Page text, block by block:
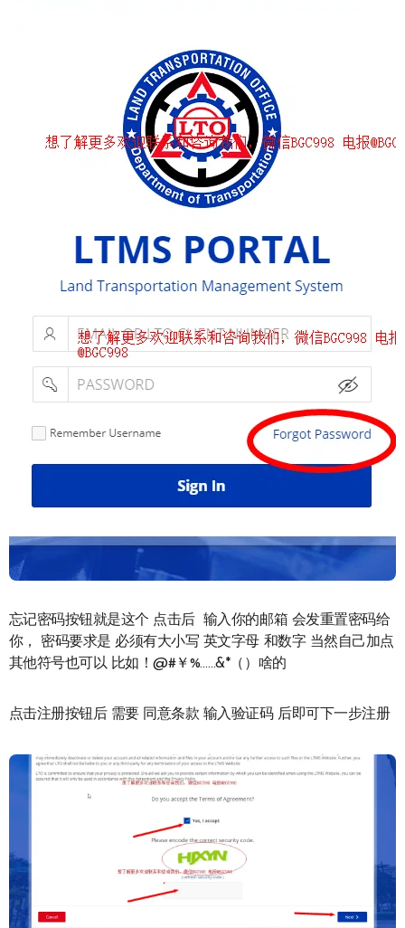
忘记密码按钮就是这个 点击后 输入你的邮箱 会发重置密码给
你， 密码要求是 必须有大小写 英文字母 和数字 当然自己加点
其他符号也可以 比如！@#￥%……&*（）啥的
点击注册按钮后 需要 同意条款 输入验证码 后即可下一步注册